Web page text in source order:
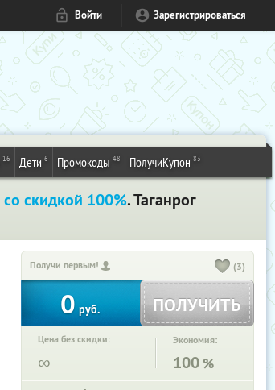
Войти Зарегистрироваться
16 Дети 6 Промокоды 48 ПолучиКупон 83
со скидкой 100%. Таганрог
Получи первым! (3)
0 руб. ПОЛУЧИТЬ
Цена без скидки:
∞
Экономия:
100 %